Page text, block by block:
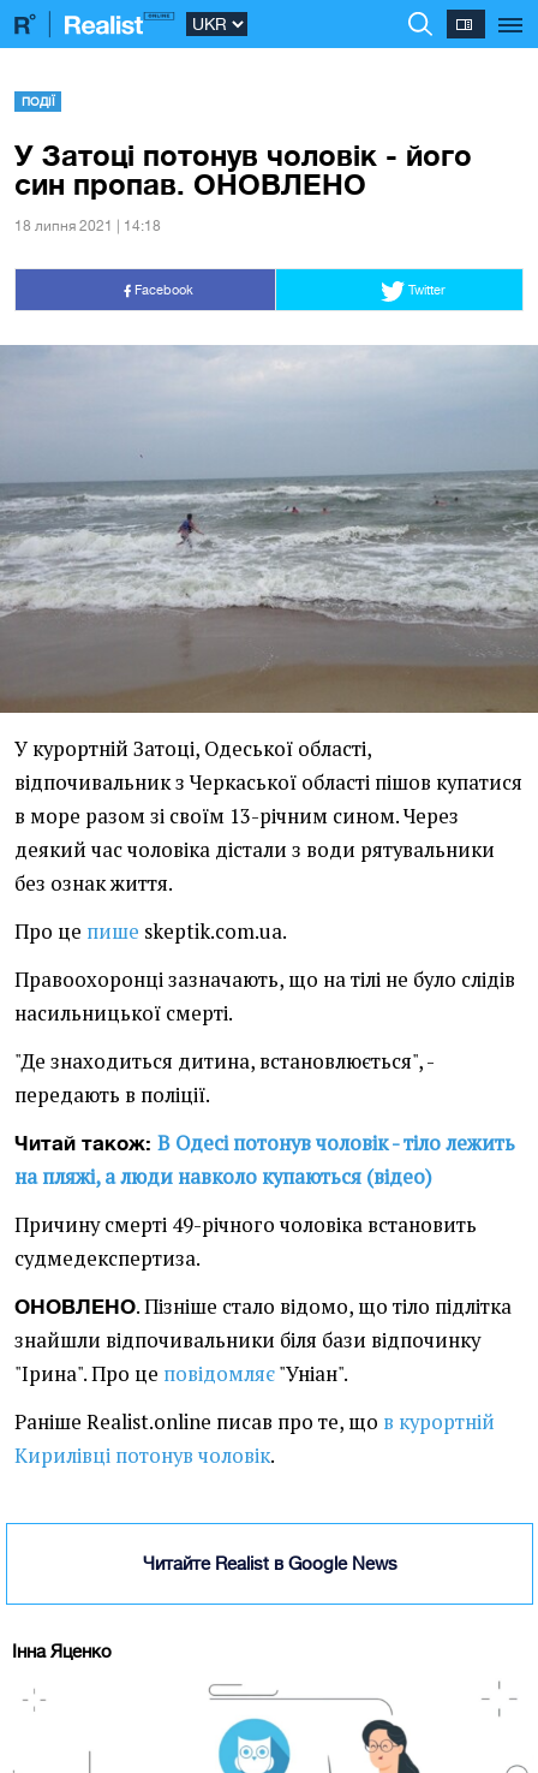
ПОДІЇ
У Затоці потонув чоловік - його
син пропав. ОНОВЛЕНО
18 липня 2021 | 14:18
Facebook Twitter
У курортній Затоці, Одеської області,
відпочивальник з Черкаської області пішов купатися
в море разом зі своїм 13-річним сином. Через
деякий час чоловіка дістали з води рятувальники
без ознак життя.
Про це пише skeptik.com.ua.
Правоохоронці зазначають, що на тілі не було слідів
насильницької смерті.
"Де знаходиться дитина, встановлюється", -
передають в поліції.
Читай також: В Одесі потонув чоловік - тіло лежить
на пляжі, а люди навколо купаються (відео)
Причину смерті 49-річного чоловіка встановить
судмедекспертиза.
ОНОВЛЕНО. Пізніше стало відомо, що тіло підлітка
знайшли відпочивальники біля бази відпочинку
"Ірина". Про це повідомляє"Уніан".
Раніше Realist.online писав про те, що в курортній
Кирилівці потонув чоловік.
Читайте Realist в Google News
Інна Яценко